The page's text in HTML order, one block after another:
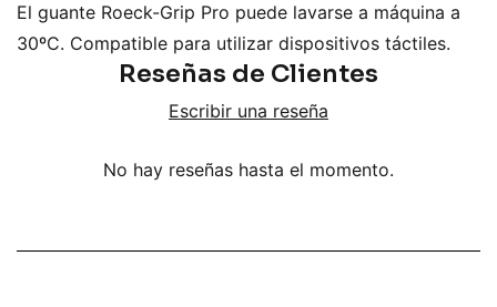
El guante Roeck-Grip Pro puede lavarse a máquina a
30ºC. Compatible para utilizar dispositivos táctiles.
Reseñas de Clientes
Escribir una reseña
No hay reseñas hasta el momento.